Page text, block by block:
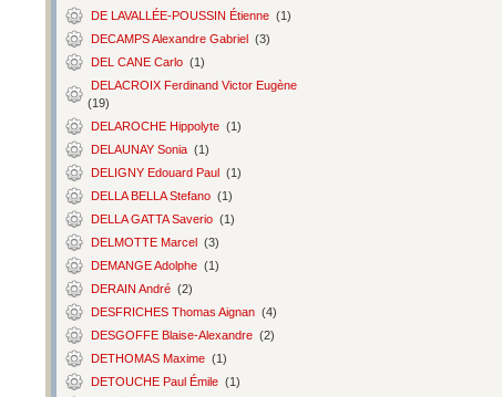
DE LAVALLÉE-POUSSIN Étienne (1)
DECAMPS Alexandre Gabriel (3)
DEL CANE Carlo (1)
DELACROIX Ferdinand Victor Eugène
(19)
DELAROCHE Hippolyte (1)
DELAUNAY Sonia (1)
DELIGNY Edouard Paul (1)
DELLA BELLA Stefano (1)
DELLA GATTA Saverio (1)
DELMOTTE Marcel (3)
DEMANGE Adolphe (1)
DERAIN André (2)
DESFRICHES Thomas Aignan (4)
DESGOFFE Blaise-Alexandre (2)
DETHOMAS Maxime (1)
DETOUCHE Paul Émile (1)